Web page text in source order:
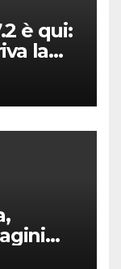
è qui:
la